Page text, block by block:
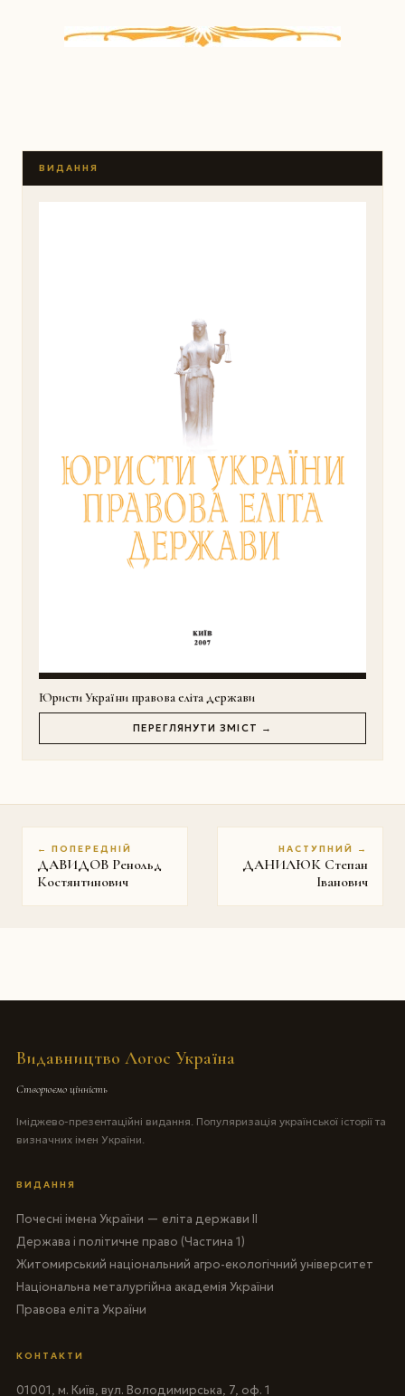
ВИДАННЯ
Юристи України правова еліта держави
ПЕРЕГЛЯНУТИ ЗМІСТ →
← ПОПЕРЕДНІЙ
ДАВИДОВ Ренольд
Костянтинович
НАСТУПНИЙ →
ДАНИЛЮК Степан
Іванович
Видавництво Логос Україна
Створюємо цінність
Іміджево-презентаційні видання. Популяризація української історії та
визначних імен України.
ВИДАННЯ
Почесні імена України — еліта держави II
Держава і політичне право (Частина 1)
Житомирський національний агро-екологічний університет
Національна металургійна академія України
Правова еліта України
КОНТАКТИ
01001, м. Київ, вул. Володимирська, 7, оф. 1